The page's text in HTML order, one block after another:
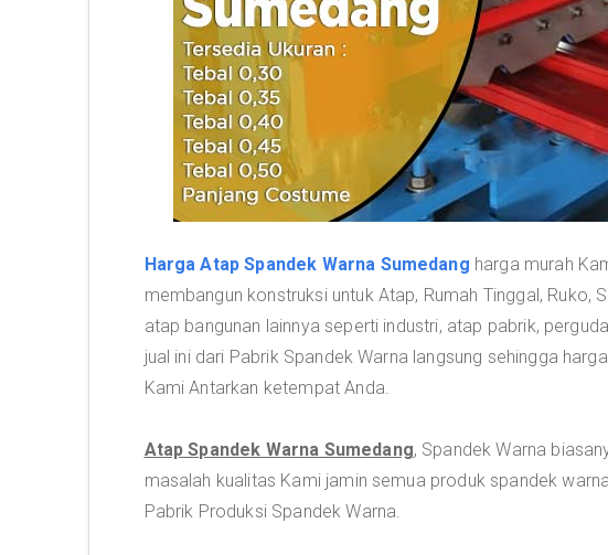
Harga Atap Spandek Warna Sumedang harga murah
membangun konstruksi untuk Atap, Rumah Tinggal, Ruko,
atap bangunan lainnya seperti industri, atap pabrik,
jual ini dari Pabrik Spandek Warna langsung sehingga
Kami Antarkan ketempat Anda.
Atap Spandek Warna Sumedang, Spandek Warna
masalah kualitas Kami jamin semua produk spandek
Pabrik Produksi Spandek Warna.